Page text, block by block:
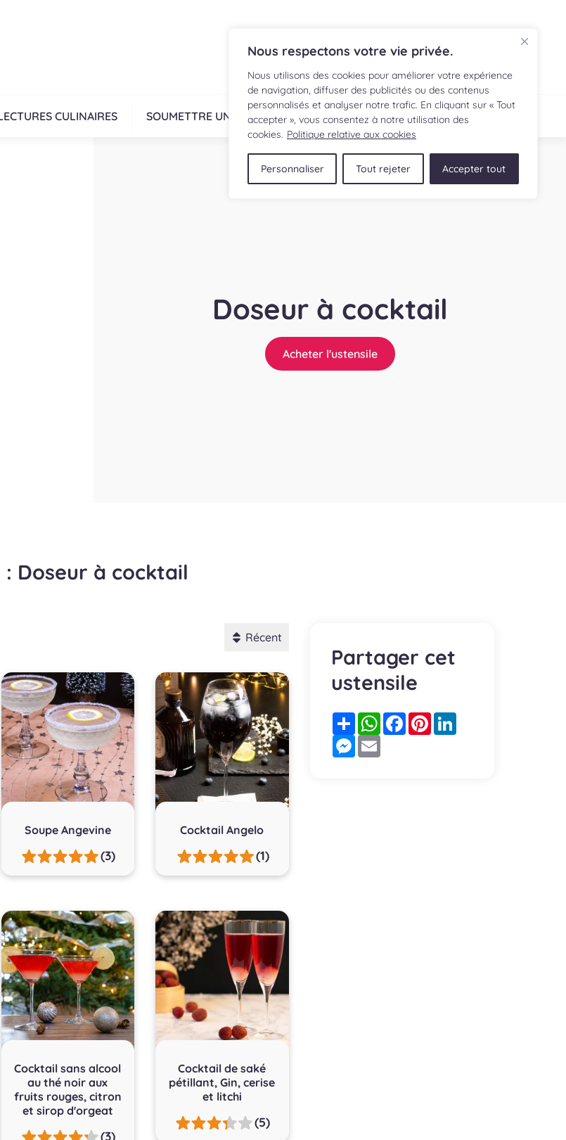
Nous respectons votre vie privée.
Nous utilisons des cookies pour améliorer votre expérience
de navigation, diffuser des publicités ou des contenus
personnalisés et analyser notre trafic. En cliquant sur « Tout
accepter », vous consentez à notre utilisation des
cookies. Politique relative aux cookies
Personnaliser Tout rejeter Accepter tout
CULINAIRES SOUMETTRE UNE RECETTE BOUTIQUE
Doseur à cocktail
Acheter l'ustensile
Doseur à cocktail
Récent
Soupe Angevine
(3)
Cocktail Angelo
(1)
Cocktail sans alcool
au thé noir aux
fruits rouges, citron
et sirop d'orgeat
(3)
Cocktail de saké
pétillant, Gin, cerise
et litchi
(5)
Partager cet
ustensile
PartagerWhatsApp
Facebook
PinterestLinkedIn
Messenger
Email